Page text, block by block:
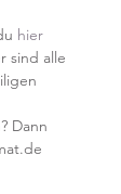
hier
sind alle
Dann